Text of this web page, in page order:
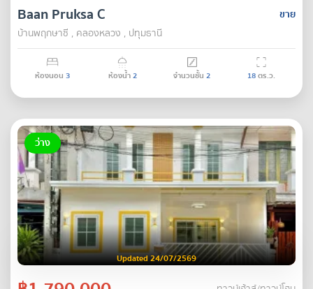
ขาย
Baan Pruksa C
บ้านพฤกษาซี , คลองหลวง , ปทุมธานี
ห้องนอน 3 ห้องน้ำ2 จำนวนชั้น 2 18ตร.ว.
ว่าง
Updated 24/07/2569